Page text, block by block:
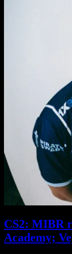
CS2: MIBR
Academy;